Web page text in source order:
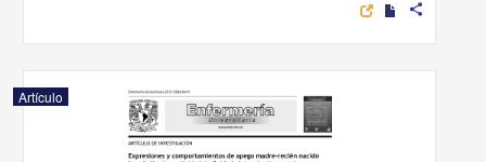
share
Artículo